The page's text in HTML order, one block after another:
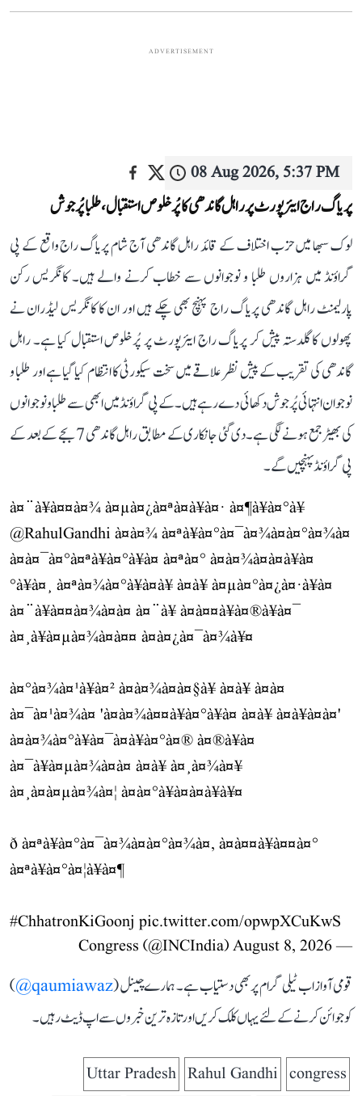
ADVERTISEMENT
08 Aug 2026, 5:37 PM
پریاگ راج ایئرپورٹ پر راہل گاندھی کا پُرخلوص استقبال، طلبا پُرجوش
لوک سبھا میں حزب اختلاف کے قائد راہل گاندھی آج شام پریاگ راج واقع کے پی
گراؤنڈ میں ہزاروں طلبا و نوجوانوں سے خطاب کرنے والے ہیں۔ کانگریس رکن
پارلیمنٹ راہل گاندھی پریاگ راج پہنچ بھی چکے ہیں اور ان کا کانگریس لیڈران نے
پھولوں کا گلدستہ پیش کر پریاگ راج ایئرپورٹ پر پُرخلوص استقبال کیا ہے۔ راہل
گاندھی کی تقریب کے پیش نظر علاقے میں سخت سیکورٹی کا انتظام کیا گیا ہے اور طلبا و
نوجوان انتہائی پُرجوش دکھائی دے رہے ہیں۔ کے پی گراؤنڈ میں ابھی سے طلبا و نوجوانوں
کی بھیڑ جمع ہونے لگی ہے۔ دی گئی جانکاری کے مطابق راہل گاندھی 7 بجے کے بعد کے
پی گراؤنڈ پہنچیں گے۔
à¤¨à¥à¤¤à¤¾ à¤µà¤¿à¤ªà¤à¥à¤· à¤¶à¥à¤°à¥
@RahulGandhi à¤à¤¾ à¤ªà¥à¤°à¤¯à¤¾à¤à¤°à¤¾à¤
à¤à¤¯à¤°à¤ªà¥à¤°à¥à¤ à¤ªà¤° à¤à¤¾à¤à¤à¥à¤
°à¥à¤¸ à¤ªà¤¾à¤°à¥à¤à¥ à¤à¥ à¤µà¤°à¤¿à¤·à¥à¤
à¤¨à¥à¤¤à¤¾à¤à¤ à¤¨à¥ à¤à¤¤à¥à¤®à¥à¤¯
à¤¸à¥à¤µà¤¾à¤à¤¤ à¤à¤¿à¤¯à¤¾à¥¤
à¤°à¤¾à¤¹à¥à¤² à¤à¤¾à¤à¤§à¥ à¤à¥ à¤à¤
à¤¯à¤¹à¤¾à¤ 'à¤à¤¾à¤¤à¥à¤°à¥à¤ à¤à¥ à¤à¥à¤à¤'
à¤à¤¾à¤°à¥à¤¯à¤à¥à¤°à¤® à¤®à¥à¤
à¤¯à¥à¤µà¤¾à¤à¤ à¤à¥ à¤¸à¤¾à¤¥
à¤¸à¤à¤µà¤¾à¤¦ à¤à¤°à¥à¤à¤à¥à¥¤
ð à¤ªà¥à¤°à¤¯à¤¾à¤à¤°à¤¾à¤, à¤à¤¤à¥à¤¤à¤°
à¤ªà¥à¤°à¤¦à¥à¤¶
#ChhatronKiGoonj pic.twitter.com/opwpXCuKwS
— Congress (@INCIndia)
August 8, 2026
قومی آواز اب ٹیلی گرام پر بھی دستیاب ہے۔ ہمارے چینل (qaumiawaz@
)
کو جوائن کرنے کے لئے یہاں کلک کریں اور تازہ ترین خبروں سے اپ ڈیٹ رہیں۔
congress
Rahul Gandhi
Uttar Pradesh